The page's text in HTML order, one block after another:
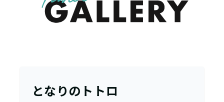
となりのトトロ